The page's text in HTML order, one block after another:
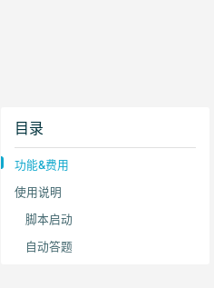
目录
功能&费用
使用说明
脚本启动
自动答题